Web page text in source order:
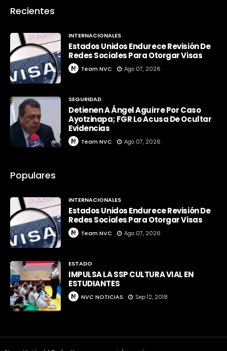
Recientes
INTERNACIONALES
Estados Unidos Endurece Revisión De
Redes Sociales Para Otorgar Visas
Team NVC Ago 07, 2026
SEGURIDAD
Detienen A Ángel Aguirre Por Caso
Ayotzinapa; FGR Lo Acusa De Ocultar
Evidencias
Team NVC Ago 07, 2026
Populares
INTERNACIONALES
Estados Unidos Endurece Revisión De
Redes Sociales Para Otorgar Visas
Team NVC Ago 07, 2026
ESTADO
IMPULSA LA SSP CULTURA VIAL EN
ESTUDIANTES
NVC NOTICIAS Sep 12, 2018